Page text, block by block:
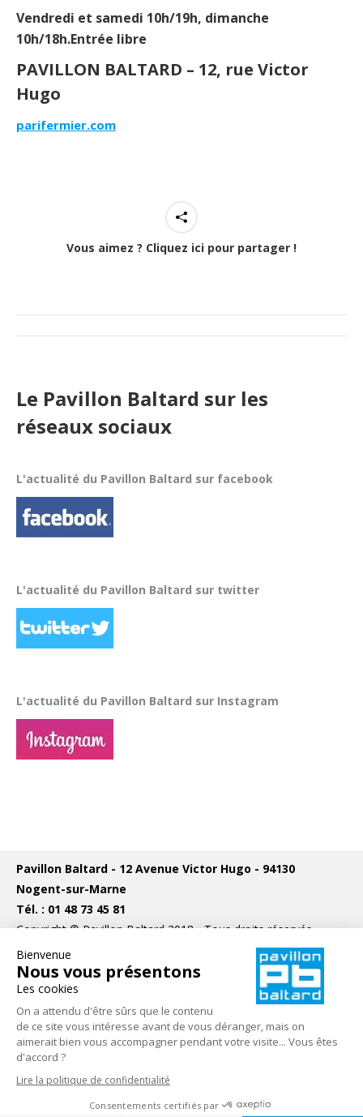
Bienvenue
Nous vous présentons
Les cookies
On a attendu d'être sûrs que le contenu
de ce site vous intéresse avant de vous déranger, mais on
aimerait bien vous accompagner pendant votre visite... Vous êtes
d'accord ?
Lire la politique de confidentialité
Consentements certifiés par
Vendredi et samedi 10h/19h, dimanche
10h/18h.Entrée libre
PAVILLON BALTARD – 12, rue Victor
Hugo
parifermier.com
Vous aimez ? Cliquez ici pour partager !
Navigation
Le Pavillon Baltard sur les
réseaux sociaux
L'actualité du Pavillon Baltard sur facebook
L'actualité du Pavillon Baltard sur twitter
L'actualité du Pavillon Baltard sur Instagram
Pavillon Baltard - 12 Avenue Victor Hugo - 94130
Nogent-sur-Marne
Tél. : 01 48 73 45 81
Copyright © Pavillon Baltard 2018 - Tous droits réservés
© Copyright Pavillon Baltard 2026 - Tous droits réservés
Mentions légales
Marne